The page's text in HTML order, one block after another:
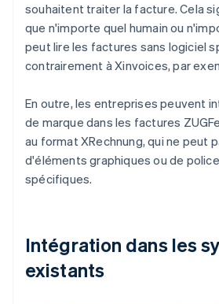
souhaitent traiter la facture. Cela
que n'importe quel humain ou
peut lire les factures sans logiciel
contrairement à Xinvoices, par
En outre, les entreprises peuvent
de marque dans les factures
au format XRechnung, qui ne peut
d'éléments graphiques ou de
spécifiques.
Intégration dans les
existants